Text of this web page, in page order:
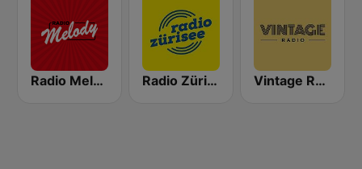
Radio Melody Schweiz Radio Zürisee Vintage Radio